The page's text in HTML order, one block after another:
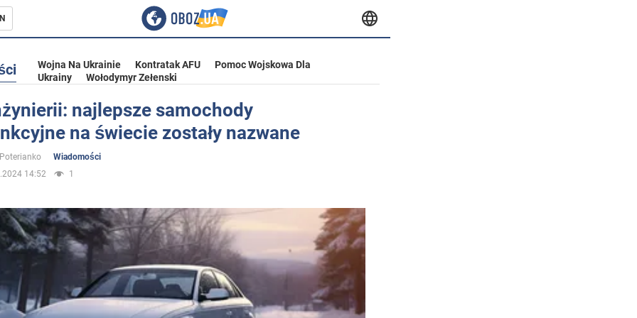
Ukrainie
Wojna Na Ukrainie Kontratak AFU
Pomoc Wojskowa Dla
Ukrainy
Wołodymyr Zełenski
najlepsze samochody
na świecie zostały nazwane
Wiadomości
14:52
1